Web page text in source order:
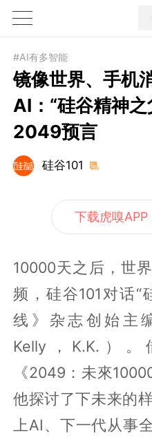
1X
#AI有多智能
镜像世界、手机
AI：“硅谷精神之
2049预言
硅谷101
下载虎嗅
10000天之后，世
频，硅谷101对话“
线》杂志创始主
Kelly，K.K.）
《2049：未來
他探讨了下未来的
上AI、下一代从事